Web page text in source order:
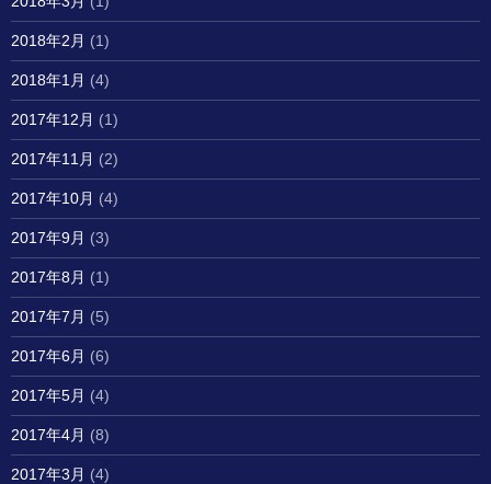
2018年2月 (1)
2018年1月 (4)
2017年12月 (1)
2017年11月 (2)
2017年10月 (4)
2017年9月 (3)
2017年8月 (1)
2017年7月 (5)
2017年6月 (6)
2017年5月 (4)
2017年4月 (8)
2017年3月 (4)